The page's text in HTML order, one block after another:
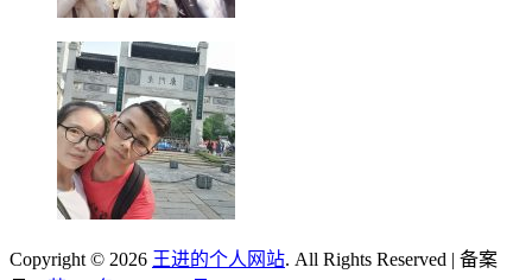
Copyright © 2026 王进的个人网站. All Rights Reserved | 备案